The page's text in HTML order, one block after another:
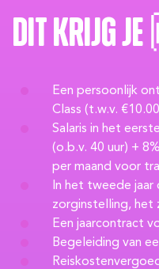
Dit krijg je
Een persoonlijk
Class (t.w.v.
Salaris in het
(o.b.v. 40 uur) +
per maand voor
In het tweede jaar
zorginstelling, het
Een jaarcontract
Begeleiding van